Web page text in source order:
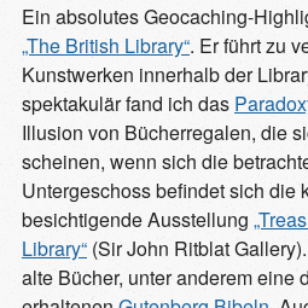
Ein absolutes Geocaching-
„The British Library“. Er führt zu
Kunstwerken innerhalb der
spektakulär fand ich das
Illusion von Bücherregalen, die
scheinen, wenn sich die
Untergeschoss befindet sich die
besichtigende Ausstellung
Library“ (Sir John Ritblat
alte Bücher, unter anderem eine